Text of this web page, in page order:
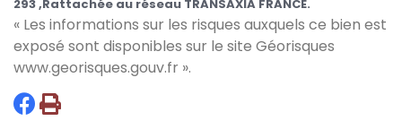
293 ,Rattachée au réseau TRANSAXIA FRANCE.
« Les informations sur les risques auxquels ce bien est
exposé sont disponibles sur le site Géorisques
www.georisques.gouv.fr ».